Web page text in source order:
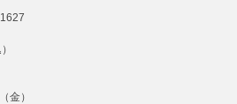
金）